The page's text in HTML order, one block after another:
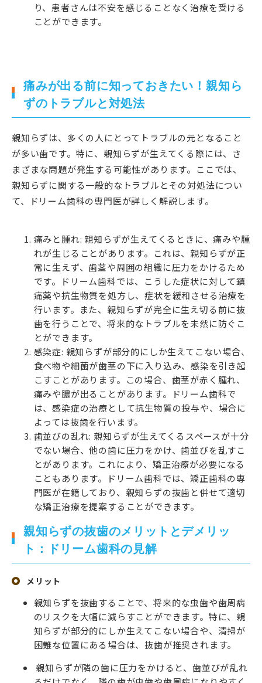
り、患者さんは不安を感じることなく治療を受ける
ことができます。
痛みが出る前に知っておきたい！親知ら
ずのトラブルと対処法
親知らずは、多くの人にとってトラブルの元となること
が多い歯です。特に、親知らずが生えてくる際には、さ
まざまな問題が発生する可能性があります。ここでは、
親知らずに関する一般的なトラブルとその対処法につい
て、ドリーム歯科の専門医が詳しく解説します。
痛みと腫れ: 親知らずが生えてくるときに、痛みや腫
れが生じることがあります。これは、親知らずが正
常に生えず、歯茎や周囲の組織に圧力をかけるため
です。ドリーム歯科では、こうした症状に対して鎮
痛薬や抗生物質を処方し、症状を緩和させる治療を
行います。また、親知らずが完全に生え切る前に抜
歯を行うことで、将来的なトラブルを未然に防ぐこ
とができます。
感染症: 親知らずが部分的にしか生えてこない場合、
食べ物や細菌が歯茎の下に入り込み、感染を引き起
こすことがあります。この場合、歯茎が赤く腫れ、
痛みや膿が出ることがあります。ドリーム歯科で
は、感染症の治療として抗生物質の投与や、場合に
よっては抜歯を行います。
歯並びの乱れ: 親知らずが生えてくるスペースが十分
でない場合、他の歯に圧力をかけ、歯並びを乱すこ
とがあります。これにより、矯正治療が必要になる
こともあります。ドリーム歯科では、矯正歯科の専
門医が在籍しており、親知らずの抜歯と併せて適切
な矯正治療を提案することができます。
親知らずの抜歯のメリットとデメリッ
ト：ドリーム歯科の見解
メリット
親知らずを抜歯することで、将来的な虫歯や歯周病
のリスクを大幅に減らすことができます。特に、親
知らずが部分的にしか生えてこない場合や、清掃が
困難な位置にある場合は、抜歯が推奨されます。
親知らずが隣の歯に圧力をかけると、歯並びが乱れ